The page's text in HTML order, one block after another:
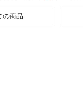
の商品